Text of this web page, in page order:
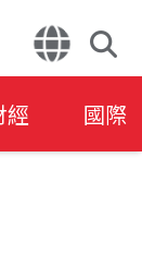
經 國際